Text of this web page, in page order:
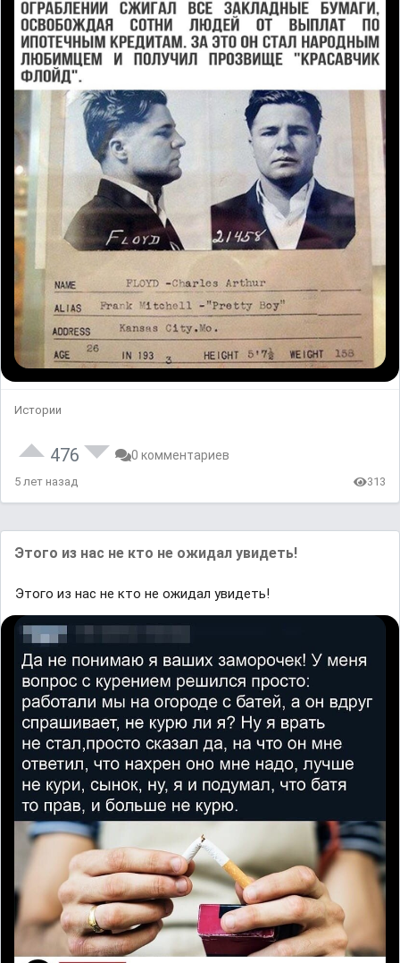
Истории
476 0 комментариев
5 лет назад 313
Этого из нас не кто не ожидал увидеть!
Этого из нас не кто не ожидал увидеть!